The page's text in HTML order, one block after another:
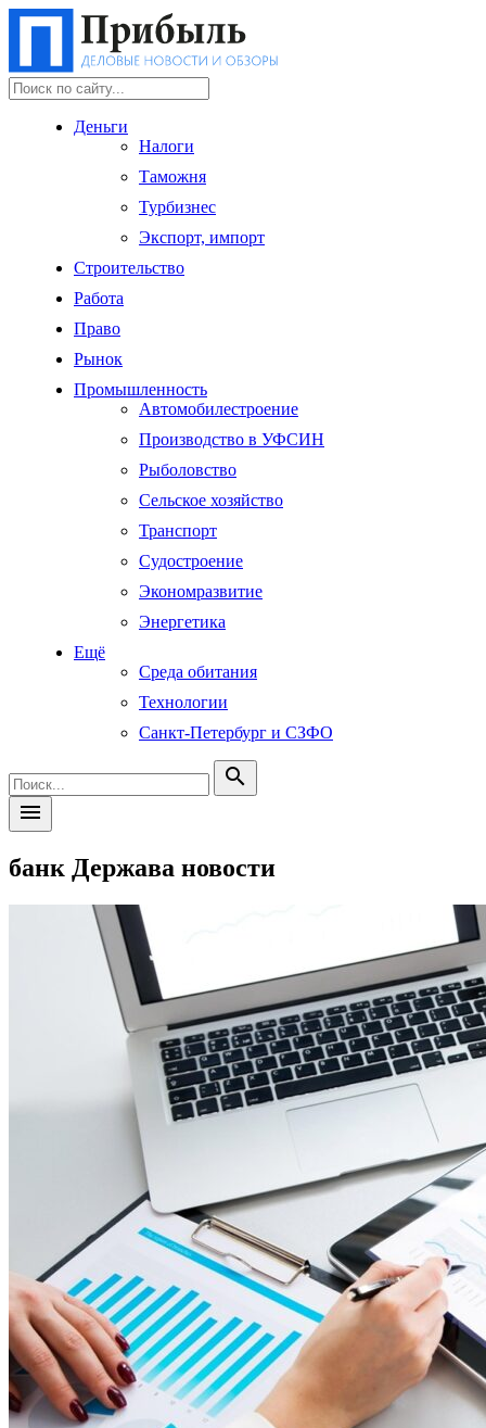
Деньги
Налоги
Таможня
Турбизнес
Экспорт, импорт
Строительство
Работа
Право
Рынок
Промышленность
Автомобилестроение
Производство в УФСИН
Рыболовство
Сельское хозяйство
Транспорт
Судостроение
Экономразвитие
Энергетика
Ещё
Среда обитания
Технологии
Санкт-Петербург и СЗФО
search
menu
банк Держава новости